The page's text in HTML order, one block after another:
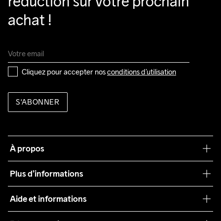
achat !
Cliquez pour accepter nos conditions d’utilisation
S'ABONNER
À propos
Plus d’informations
Teamwear
Aide et informations